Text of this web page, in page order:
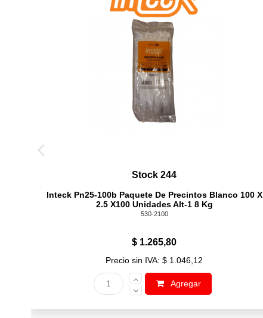
Stock 244
Inteck Pn25-100b Paquete De Precintos Blanco 100 X
2.5 X100 Unidades Alt-1 8 Kg
530-2100
$ 1.265,80
Precio sin IVA: $ 1.046,12
Agregar